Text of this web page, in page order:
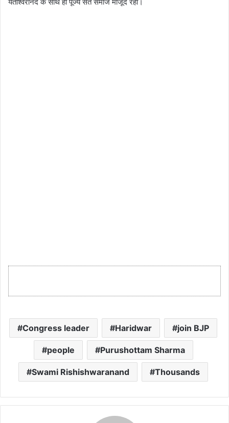
Congress leader Haridwar join BJP
people Purushottam Sharma
Swami Rishishwaranand Thousands